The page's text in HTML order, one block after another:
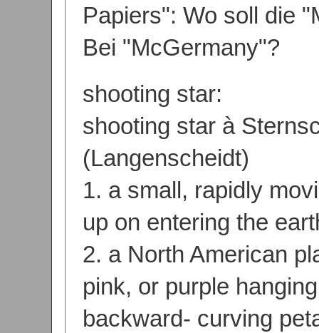
Papiers": Wo soll die
Bei "McGermany"?
shooting star:
shooting star à
(Langenscheidt)
1. a small, rapidly
up on entering the
2. a North American
pink, or purple
backward- curving